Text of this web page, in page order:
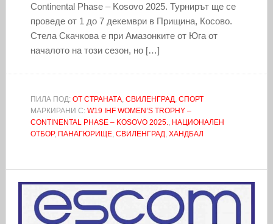
Continental Phase – Kosovo 2025. Турнирът ще се
проведе от 1 до 7 декември в Прищина, Косово.
Стела Скачкова е при Амазонките от Юга от
началото на този сезон, но […]
ПИЛА ПОД: ОТ СТРАНАТА, СВИЛЕНГРАД, СПОРТ
МАРКИРАНИ С: W19 IHF WOMEN’S TROPHY –
CONTINENTAL PHASE – KOSOVO 2025., НАЦИОНАЛЕН
ОТБОР, ПАНАГЮРИЩЕ, СВИЛЕНГРАД, ХАНДБАЛ